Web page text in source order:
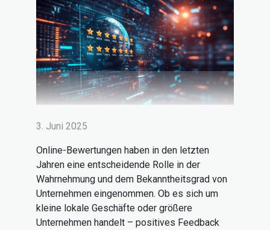
3. Juni 2025
Online-Bewertungen haben in den letzten
Jahren eine entscheidende Rolle in der
Wahrnehmung und dem Bekanntheitsgrad von
Unternehmen eingenommen. Ob es sich um
kleine lokale Geschäfte oder größere
Unternehmen handelt – positives Feedback